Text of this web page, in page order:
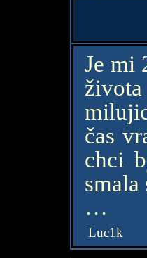
Je mi
čas
chci
smala
…
Luc1k